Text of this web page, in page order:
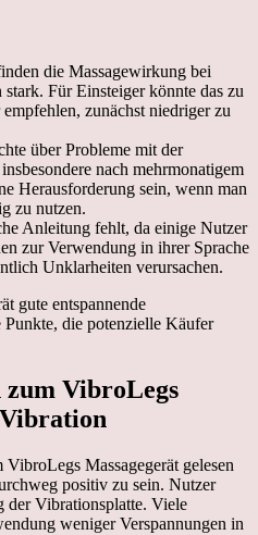
die Massagewirkung bei
Für Einsteiger könnte das zu
zunächst niedriger zu
über Probleme mit der
nach mehrmonatigem
Herausforderung sein, wenn man
zu nutzen.
Anleitung fehlt, da einige Nutzer
zur Verwendung in ihrer Sprache
Unklarheiten verursachen.
gute entspannende
die potenzielle Käufer
zum VibroLegs
Massagegerät gelesen
positiv zu sein. Nutzer
der Vibrationsplatte. Viele
weniger Verspannungen in